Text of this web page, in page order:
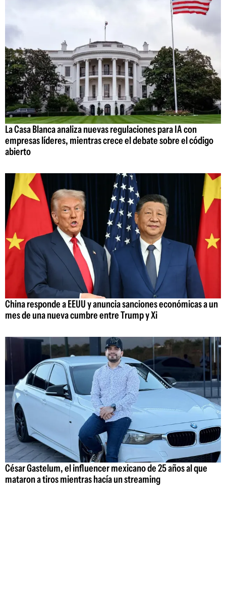
La Casa Blanca analiza nuevas regulaciones para IA con
empresas líderes, mientras crece el debate sobre el código
abierto
China responde a EEUU y anuncia sanciones económicas a un
mes de una nueva cumbre entre Trump y Xi
César Gastelum, el influencer mexicano de 25 años al que
mataron a tiros mientras hacía un streaming